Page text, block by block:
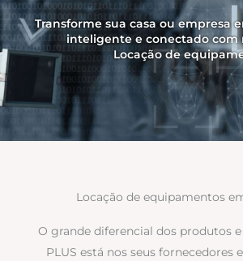
Transforme sua casa ou empresa
inteligente e conectado com
Locação de
Locação de equipamentos
O grande diferencial dos produtos e
PLUS está nos seus fornecedores